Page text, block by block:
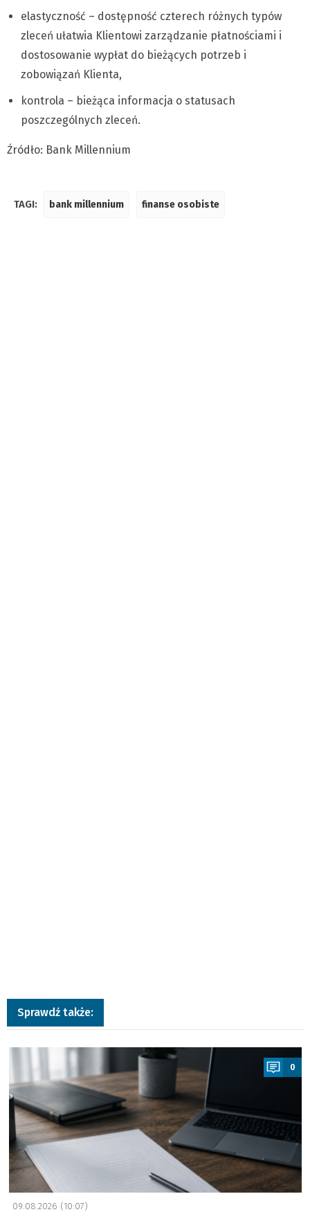
elastyczność – dostępność czterech różnych typów
zleceń ułatwia Klientowi zarządzanie płatnościami i
dostosowanie wypłat do bieżących potrzeb i
zobowiązań Klienta,
kontrola – bieżąca informacja o statusach
poszczególnych zleceń.
Źródło: Bank Millennium
TAGI: bank millennium finanse osobiste
Sprawdź także:
a
0
09.08.2026 (10:07)